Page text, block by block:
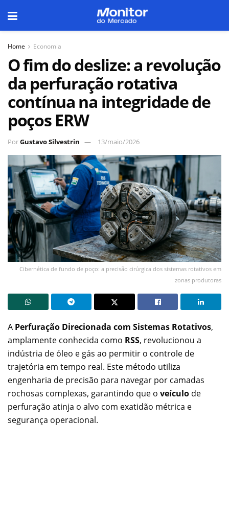
Home Economia
O fim do deslize: a revolução
da perfuração rotativa
contínua na integridade de
poços ERW
PorGustavo Silvestrin 13/maio/2026
Cibernética de fundo de poço: a precisão cirúrgica dos sistemas rotativos em
zonas produtoras
A Perfuração Direcionada com Sistemas Rotativos,
amplamente conhecida como RSS, revolucionou a
indústria de óleo e gás ao permitir o controle de
trajetória em tempo real. Este método utiliza
engenharia de precisão para navegar por camadas
rochosas complexas, garantindo que o veículo de
perfuração atinja o alvo com exatidão métrica e
segurança operacional.